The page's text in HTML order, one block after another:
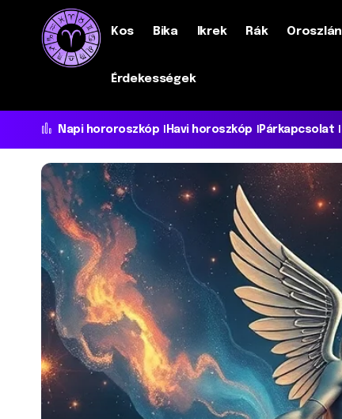
Kos Bika Ikrek Rák Oroszlán
Érdekességek
Napi hororoszkóp Havi horoszkóp Párkapcsolat